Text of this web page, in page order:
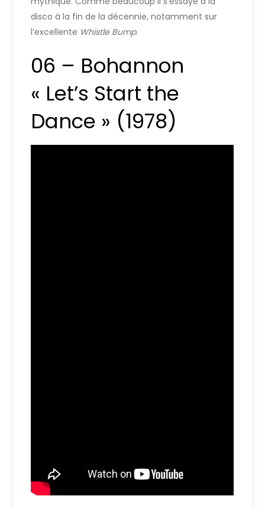
disco à la fin de la décennie, notamment sur
l’excellente Whistle Bump.
06 – Bohannon
« Let’s Start the
Dance » (1978)